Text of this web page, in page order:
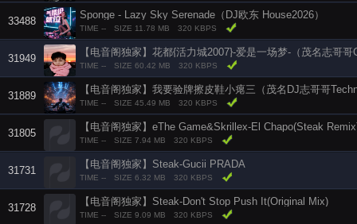
33488
Sponge - Lazy Sky Serenade（DJ欧东 House2026）
TIME -- SIZE 11.78 MB 320 KBPS
31949
【电音阁独家】花都{活力城2007}-爱是一场梦-（茂名志哥
TIME -- SIZE 60.42 MB 320 KBPS
31889
【电音阁独家】我要验牌擦皮鞋小瘪三（茂名DJ志哥哥
TIME -- SIZE 45.49 MB 320 KBPS
31805
【电音阁独家】eThe Game&Skrillex-El Chapo(Steak
TIME -- SIZE 7.94 MB 320 KBPS
31731
【电音阁独家】Steak-Gucii PRADA
TIME -- SIZE 6.32 MB 320 KBPS
31728
【电音阁独家】Steak-Don't Stop Push It(Original Mix)
TIME -- SIZE 9.09 MB 320 KBPS